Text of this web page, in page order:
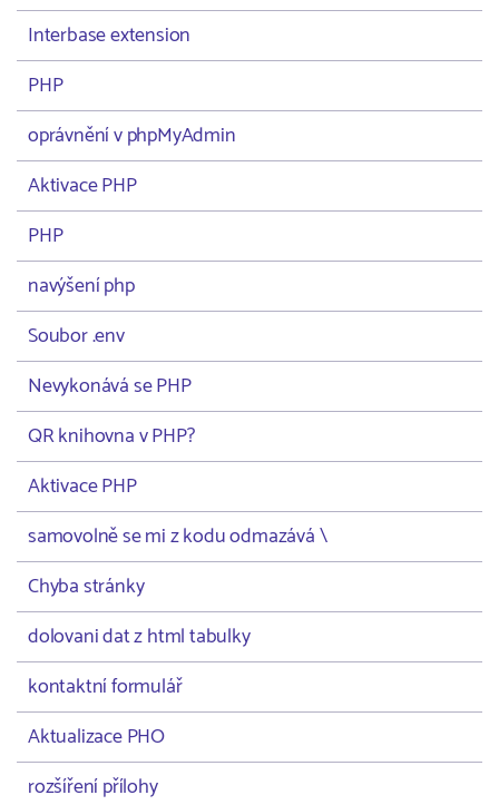
Interbase extension
PHP
oprávnění v phpMyAdmin
Aktivace PHP
PHP
navýšení php
Soubor .env
Nevykonává se PHP
QR knihovna v PHP?
Aktivace PHP
samovolně se mi z kodu odmazává \
Chyba stránky
dolovani dat z html tabulky
kontaktní formulář
Aktualizace PHO
rozšíření přílohy